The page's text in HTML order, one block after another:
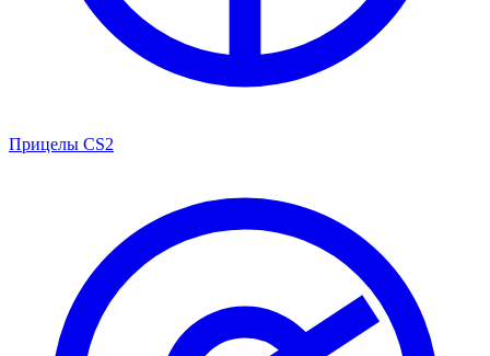
Прицелы CS2